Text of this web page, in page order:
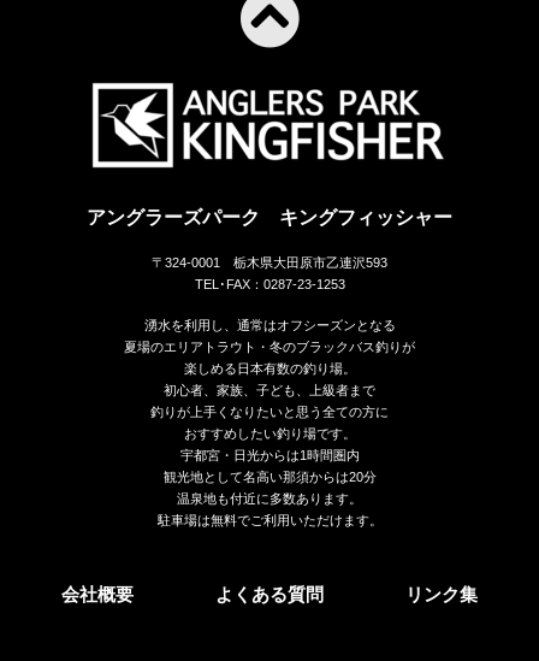
アングラーズパーク キングフィッシャー
〒324-0001 栃木県大田原市乙連沢593
TEL･FAX：0287-23-1253
湧水を利用し、通常はオフシーズンとなる
夏場のエリアトラウト・冬のブラックバス釣りが
楽しめる日本有数の釣り場。
初心者、家族、子ども、上級者まで
釣りが上手くなりたいと思う全ての方に
おすすめしたい釣り場です。
宇都宮・日光からは1時間圏内
観光地として名高い那須からは20分
温泉地も付近に多数あります。
駐車場は無料でご利用いただけます。
会社概要 よくある質問 リンク集